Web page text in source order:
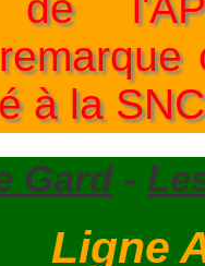
à la
Gard-
Ligne